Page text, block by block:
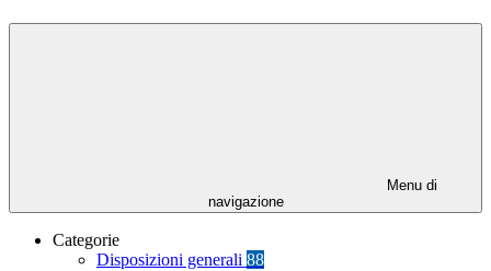
Menu di
navigazione
Categorie
Disposizioni generali 88